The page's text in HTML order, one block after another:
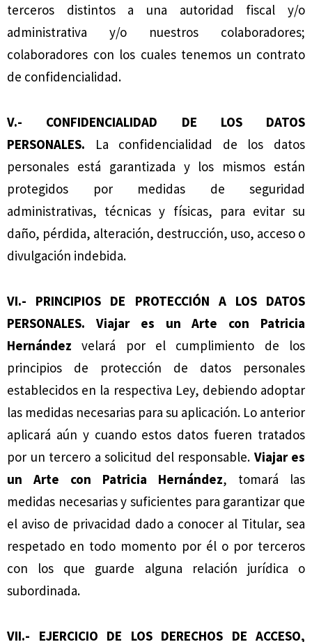
terceros distintos a una autoridad fiscal y/o
administrativa y/o nuestros colaboradores;
colaboradores con los cuales tenemos un contrato
de confidencialidad.
V.- CONFIDENCIALIDAD DE LOS DATOS
PERSONALES. La confidencialidad de los datos
personales está garantizada y los mismos están
protegidos por medidas de seguridad
administrativas, técnicas y físicas, para evitar su
daño, pérdida, alteración, destrucción, uso, acceso o
divulgación indebida.
VI.- PRINCIPIOS DE PROTECCIÓN A LOS DATOS
PERSONALES.
Viajar es un Arte con Patricia
Hernández velará por el cumplimiento de los
principios de protección de datos personales
establecidos en la respectiva Ley, debiendo adoptar
las medidas necesarias para su aplicación. Lo anterior
aplicará aún y cuando estos datos fueren tratados
por un tercero a solicitud del responsable. Viajar es
un Arte con Patricia Hernández, tomará las
medidas necesarias y suficientes para garantizar que
el aviso de privacidad dado a conocer al Titular, sea
respetado en todo momento por él o por terceros
con los que guarde alguna relación jurídica o
subordinada.
VII.- EJERCICIO DE LOS DERECHOS DE ACCESO,